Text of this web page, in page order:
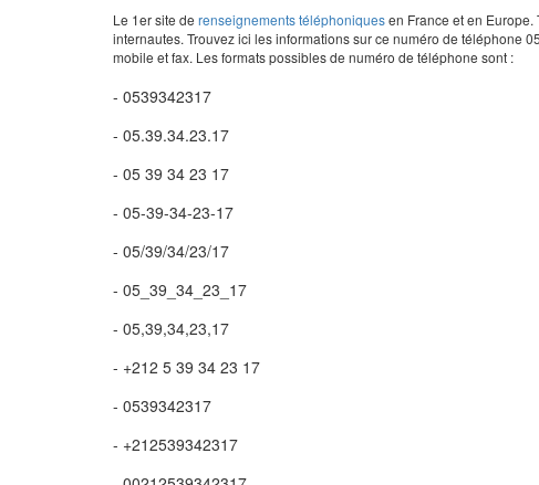
Le 1er site de renseignements téléphoniquesen France et en
internautes. Trouvez ici les informations sur ce numéro de téléphone
mobile et fax. Les formats possibles de numéro de téléphone sont :
- 0539342317
- 05.39.34.23.17
- 05 39 34 23 17
- 05-39-34-23-17
- 05/39/34/23/17
- 05_39_34_23_17
- 05,39,34,23,17
- +212 5 39 34 23 17
- 0539342317
- +212539342317